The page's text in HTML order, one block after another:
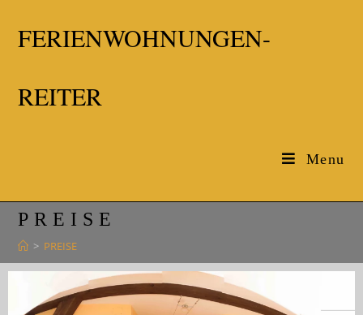
FERIENWOHNUNGEN-
REITER
Menu
PREISE
> PREISE